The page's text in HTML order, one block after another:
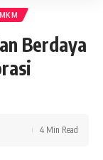
Berdaya
4 Min Read